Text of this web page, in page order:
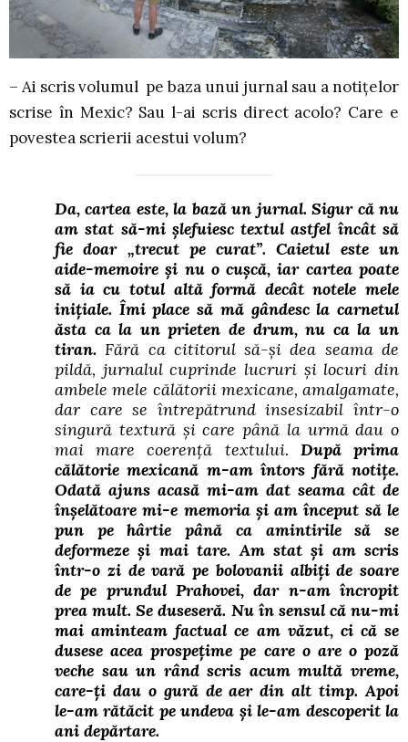
– Ai scris volumul pe baza unui jurnal sau a notițelor
scrise în Mexic? Sau l-ai scris direct acolo? Care e
povestea scrierii acestui volum?
Da, cartea este, la bază un jurnal. Sigur că nu
am stat să-mi șlefuiesc textul astfel încât să
fie doar „trecut pe curat”. Caietul este un
aide-memoire și nu o cușcă, iar cartea poate
să ia cu totul altă formă decât notele mele
inițiale. Îmi place să mă gândesc la carnetul
ăsta ca la un prieten de drum, nu ca la un
tiran. Fără ca cititorul să-și dea seama de
pildă, jurnalul cuprinde lucruri și locuri din
ambele mele călătorii mexicane, amalgamate,
dar care se întrepătrund insesizabil într-o
singură textură și care până la urmă dau o
mai mare coerență textului. După prima
călătorie mexicană m-am întors fără notițe.
Odată ajuns acasă mi-am dat seama cât de
înșelătoare mi-e memoria și am început să le
pun pe hârtie până ca amintirile să se
deformeze și mai tare. Am stat și am scris
într-o zi de vară pe bolovanii albiți de soare
de pe prundul Prahovei, dar n-am încropit
prea mult. Se duseseră. Nu în sensul că nu-mi
mai aminteam factual ce am văzut, ci că se
dusese acea prospețime pe care o are o poză
veche sau un rând scris acum multă vreme,
care-ți dau o gură de aer din alt timp. Apoi
le-am rătăcit pe undeva și le-am descoperit la
ani depărtare.